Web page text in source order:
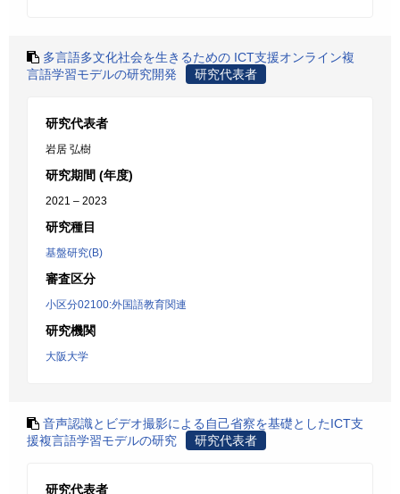
多言語多文化社会を生きるための ICT支援オンライン複
言語学習モデルの研究開発
研究代表者
研究代表者
岩居 弘樹
研究期間 (年度)
2021 – 2023
研究種目
基盤研究(B)
審査区分
小区分02100:外国語教育関連
研究機関
大阪大学
音声認識とビデオ撮影による自己省察を基礎としたICT支
援複言語学習モデルの研究
研究代表者
研究代表者